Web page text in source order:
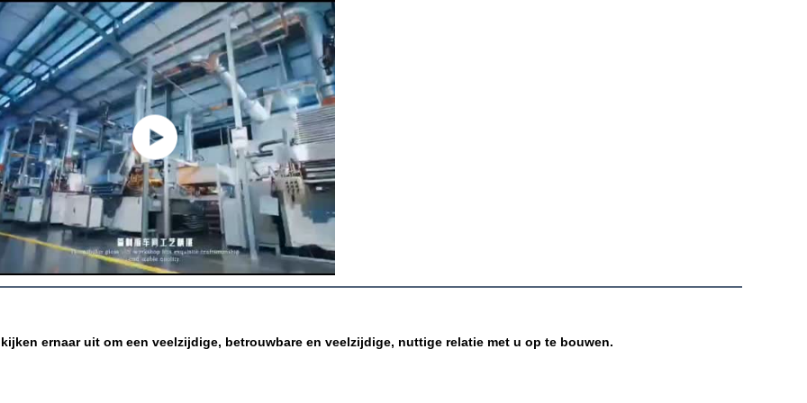
kijken ernaar uit om een veelzijdige, betrouwbare en veelzijdige, nuttige relatie met u op te bouwen.